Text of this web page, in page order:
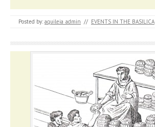
Posted by: aquileia_admin // EVENTS IN THE BASILICA